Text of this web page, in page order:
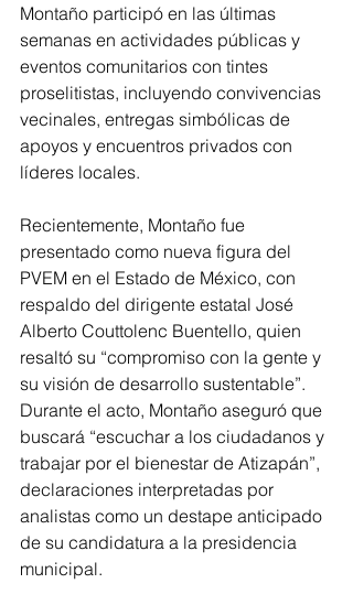
Montaño participó en las últimas
semanas en actividades públicas y
eventos comunitarios con tintes
proselitistas, incluyendo convivencias
vecinales, entregas simbólicas de
apoyos y encuentros privados con
líderes locales.
Recientemente, Montaño fue
presentado como nueva figura del
PVEM en el Estado de México, con
respaldo del dirigente estatal José
Alberto Couttolenc Buentello, quien
resaltó su “compromiso con la gente y
su visión de desarrollo sustentable”.
Durante el acto, Montaño aseguró que
buscará “escuchar a los ciudadanos y
trabajar por el bienestar de Atizapán”,
declaraciones interpretadas por
analistas como un destape anticipado
de su candidatura a la presidencia
municipal.